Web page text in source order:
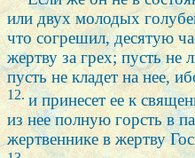
или двух молодых
что согрешил, десятую
жертву за грех; пусть не
пусть не кладет на нее,
12.и принесет ее к
из нее полную горсть в
жертвеннике в жертву